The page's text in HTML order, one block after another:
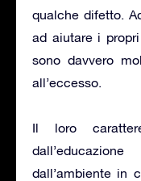
qualche difetto.
ad aiutare i
sono davvero
all’eccesso.
Il loro
dall’ambiente in